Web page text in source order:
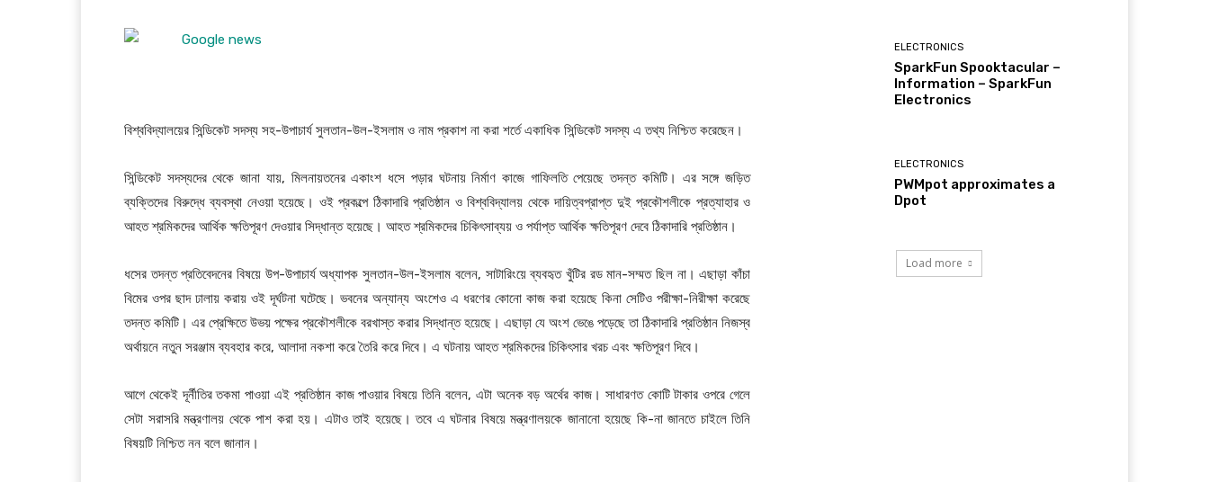
বিশ্ববিদ্যালয়ের সিন্ডিকেট সদস্য সহ-উপাচার্য সুলতান-উল-ইসলাম ও নাম প্রকাশ না করা শর্তে একাধিক সিন্ডিকেট সদস্য এ তথ্য নিশ্চিত করেছেন।
সিন্ডিকেট সদস্যদের থেকে জানা যায়, মিলনায়তনের একাংশ ধসে পড়ার ঘটনায় নির্মাণ কাজে গাফিলতি পেয়েছে তদন্ত কমিটি। এর সঙ্গে জড়িত
ব্যক্তিদের বিরুদ্ধে ব্যবস্থা নেওয়া হয়েছে। ওই প্রকল্পে ঠিকাদারি প্রতিষ্ঠান ও বিশ্ববিদ্যালয় থেকে দায়িত্বপ্রাপ্ত দুই প্রকৌশলীকে প্রত্যাহার ও
আহত শ্রমিকদের আর্থিক ক্ষতিপূরণ দেওয়ার সিদ্ধান্ত হয়েছে। আহত শ্রমিকদের চিকিৎসাব্যয় ও পর্যাপ্ত আর্থিক ক্ষতিপূরণ দেবে ঠিকাদারি প্রতিষ্ঠান।
ধসের তদন্ত প্রতিবেদনের বিষয়ে উপ-উপাচার্য অধ্যাপক সুলতান-উল-ইসলাম বলেন, সাটারিংয়ে ব্যবহৃত খুঁটির রড মান-সম্মত ছিল না। এছাড়া কাঁচা
বিমের ওপর ছাদ ঢালায় করায় ওই দূর্ঘটনা ঘটেছে। ভবনের অন্যান্য অংশেও এ ধরণের কোনো কাজ করা হয়েছে কিনা সেটিও পরীক্ষা-নিরীক্ষা করেছে
তদন্ত কমিটি। এর প্রেক্ষিতে উভয় পক্ষের প্রকৌশলীকে বরখাস্ত করার সিদ্ধান্ত হয়েছে। এছাড়া যে অংশ ভেঙে পড়েছে তা ঠিকাদারি প্রতিষ্ঠান নিজস্ব
অর্থায়নে নতুন সরঞ্জাম ব্যবহার করে, আলাদা নকশা করে তৈরি করে দিবে। এ ঘটনায় আহত শ্রমিকদের চিকিৎসার খরচ এবং ক্ষতিপূরণ দিবে।
আগে থেকেই দূর্নীতির তকমা পাওয়া এই প্রতিষ্ঠান কাজ পাওয়ার বিষয়ে তিনি বলেন, এটা অনেক বড় অর্থের কাজ। সাধারণত কোটি টাকার ওপরে গেলে
সেটা সরাসরি মন্ত্রণালয় থেকে পাশ করা হয়। এটাও তাই হয়েছে। তবে এ ঘটনার বিষয়ে মন্ত্রণালয়কে জানানো হয়েছে কি-না জানতে চাইলে তিনি
বিষয়টি নিশ্চিত নন বলে জানান।
ELECTRONICS
SparkFun Spooktacular –
Information – SparkFun
Electronics
ELECTRONICS
PWMpot approximates a
Dpot
Load more